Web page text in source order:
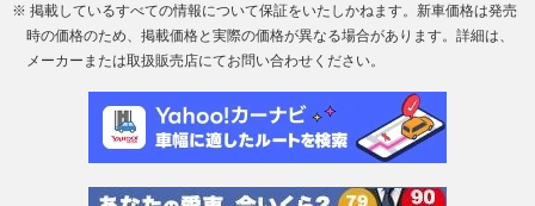
※ 掲載しているすべての情報について保証をいたしかねます。新車価格は発売
時の価格のため、掲載価格と実際の価格が異なる場合があります。詳細は、
メーカーまたは取扱販売店にてお問い合わせください。